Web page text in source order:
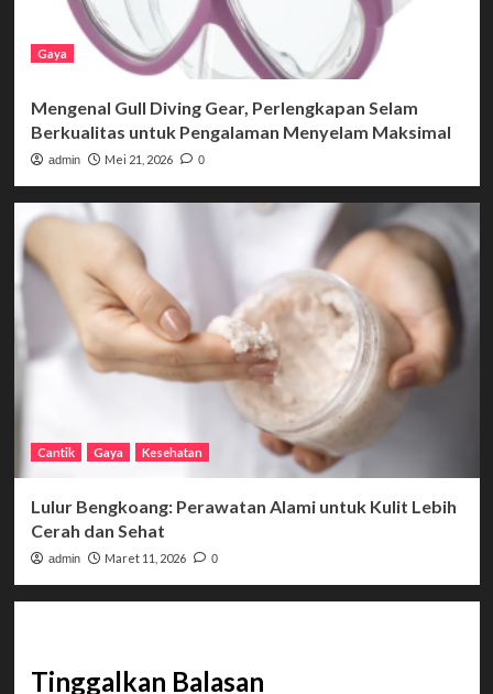
Gaya
Mengenal Gull Diving Gear, Perlengkapan Selam
Berkualitas untuk Pengalaman Menyelam Maksimal
admin Mei 21, 2026 0
Cantik Gaya Kesehatan
Lulur Bengkoang: Perawatan Alami untuk Kulit Lebih
Cerah dan Sehat
admin Maret 11, 2026 0
Tinggalkan Balasan